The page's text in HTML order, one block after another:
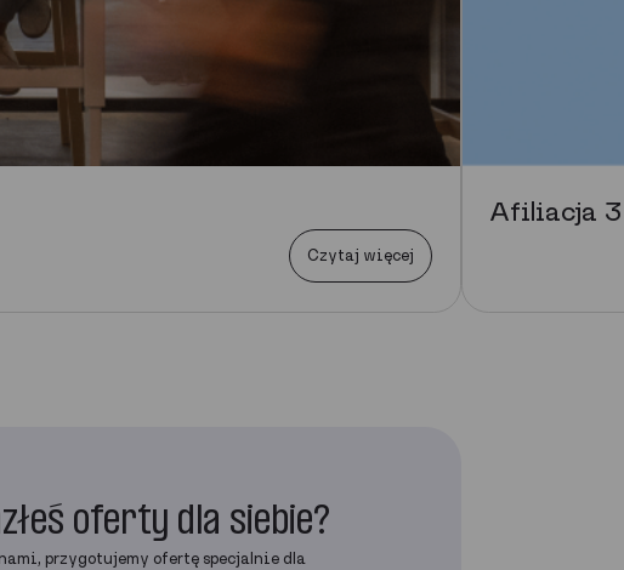
Czytaj więcej
Afiliacja
oferty dla siebie?
przygotujemy ofertę specjalnie dla